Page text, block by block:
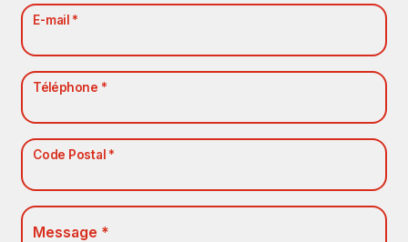
E-mail *
Téléphone *
Code Postal *
Message *